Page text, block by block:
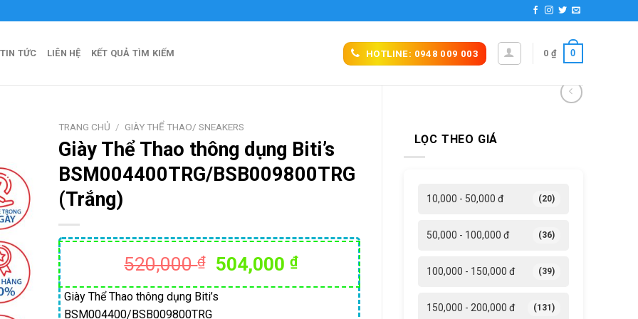
TIN TỨC LIÊN HỆ KẾT QUẢ TÌM KIẾM HOTLINE: 0948 009 003 0 ₫ 0
LỌC THEO GIÁ
10,000 - 50,000 đ (20)
50,000 - 100,000 đ (36)
100,000 - 150,000 đ (39)
150,000 - 200,000 đ (131)
TRANG CHỦ / GIÀY THỂ THAO/ SNEAKERS
Giày Thể Thao thông dụng Biti’s
BSM004400TRG/BSB009800TRG
(Trắng)
520,000₫
Giá
gốc
là:
504,000₫Giá
hiện
Giày Thể Thao thông dụng Biti’s
BSM004400/BSB009800TRG